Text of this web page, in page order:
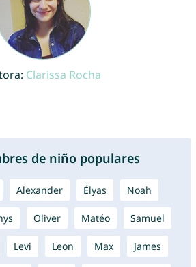
Clarissa Rocha
de niño populares
Alexander Élyas Noah
Oliver Matéo Samuel
Levi Leon Max James